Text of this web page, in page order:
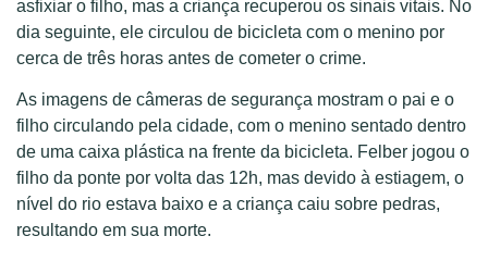
asfixiar o filho, mas a criança recuperou os sinais vitais. No
dia seguinte, ele circulou de bicicleta com o menino por
cerca de três horas antes de cometer o crime.
As imagens de câmeras de segurança mostram o pai e o
filho circulando pela cidade, com o menino sentado dentro
de uma caixa plástica na frente da bicicleta. Felber jogou o
filho da ponte por volta das 12h, mas devido à estiagem, o
nível do rio estava baixo e a criança caiu sobre pedras,
resultando em sua morte.